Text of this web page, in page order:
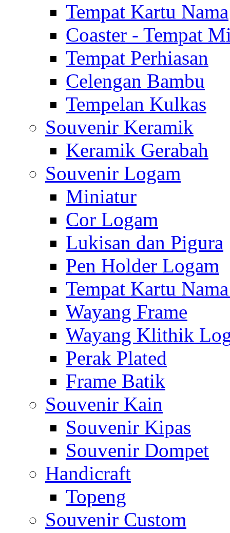
Tempat Kartu Nama
Coaster - Tempat
Tempat Perhiasan
Celengan Bambu
Tempelan Kulkas
Souvenir Keramik
Keramik Gerabah
Souvenir Logam
Miniatur
Cor Logam
Lukisan dan Pigura
Pen Holder Logam
Tempat Kartu
Wayang Frame
Wayang Klithik
Perak Plated
Frame Batik
Souvenir Kain
Souvenir Kipas
Souvenir Dompet
Handicraft
Topeng
Souvenir Custom